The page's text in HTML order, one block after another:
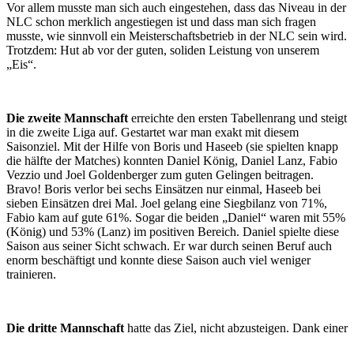
Vor allem musste man sich auch eingestehen, dass das Niveau in der
NLC schon merklich angestiegen ist und dass man sich fragen
musste, wie sinnvoll ein Meisterschaftsbetrieb in der NLC sein wird.
Trotzdem: Hut ab vor der guten, soliden Leistung von unserem
„Eis“.
Die zweite Mannschaft erreichte den ersten Tabellenrang und steigt
in die zweite Liga auf. Gestartet war man exakt mit diesem
Saisonziel. Mit der Hilfe von Boris und Haseeb (sie spielten knapp
die hälfte der Matches) konnten Daniel König, Daniel Lanz, Fabio
Vezzio und Joel Goldenberger zum guten Gelingen beitragen.
Bravo! Boris verlor bei sechs Einsätzen nur einmal, Haseeb bei
sieben Einsätzen drei Mal. Joel gelang eine Siegbilanz von 71%,
Fabio kam auf gute 61%. Sogar die beiden „Daniel“ waren mit 55%
(König) und 53% (Lanz) im positiven Bereich. Daniel spielte diese
Saison aus seiner Sicht schwach. Er war durch seinen Beruf auch
enorm beschäftigt und konnte diese Saison auch viel weniger
trainieren.
Die dritte Mannschaft hatte das Ziel, nicht abzusteigen. Dank einer